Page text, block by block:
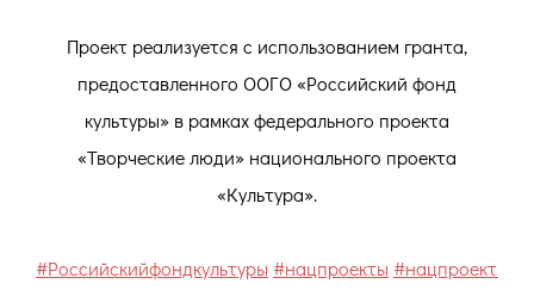
Проект реализуется с использованием гранта,
предоставленного ООГО «Российский фонд
культуры» в рамках федерального проекта
«Творческие люди» национального проекта
«Культура».
#Российскийфондкультуры #нацпроекты